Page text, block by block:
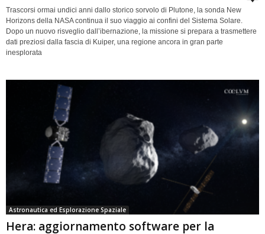
Trascorsi ormai undici anni dallo storico sorvolo di Plutone, la sonda New
Horizons della NASA continua il suo viaggio ai confini del Sistema Solare.
Dopo un nuovo risveglio dall’ibernazione, la missione si prepara a trasmettere
dati preziosi dalla fascia di Kuiper, una regione ancora in gran parte
inesplorata
Astronautica ed Esplorazione Spaziale
Hera: aggiornamento software per la